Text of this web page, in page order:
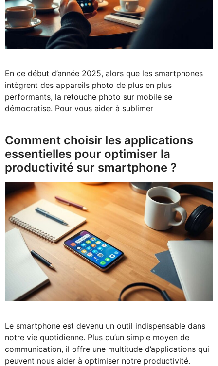
En ce début d’année 2025, alors que les smartphones
intègrent des appareils photo de plus en plus
performants, la retouche photo sur mobile se
démocratise. Pour vous aider à sublimer
Comment choisir les applications
essentielles pour optimiser la
productivité sur smartphone ?
Le smartphone est devenu un outil indispensable dans
notre vie quotidienne. Plus qu’un simple moyen de
communication, il offre une multitude d’applications qui
peuvent nous aider à optimiser notre productivité.